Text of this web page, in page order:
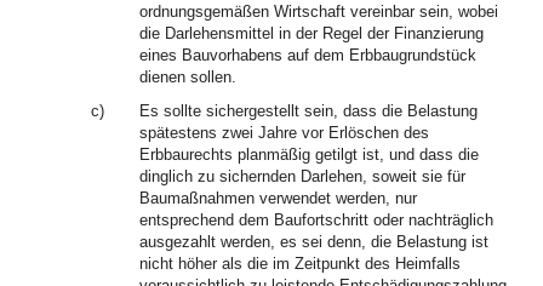
ordnungsgemäßen Wirtschaft vereinbar sein, wobei
die Darlehensmittel in der Regel der Finanzierung
eines Bauvorhabens auf dem Erbbaugrundstück
dienen sollen.
c)
Es sollte sichergestellt sein, dass die Belastung
spätestens zwei Jahre vor Erlöschen des
Erbbaurechts planmäßig getilgt ist, und dass die
dinglich zu sichernden Darlehen, soweit sie für
Baumaßnahmen verwendet werden, nur
entsprechend dem Baufortschritt oder nachträglich
ausgezahlt werden, es sei denn, die Belastung ist
nicht höher als die im Zeitpunkt des Heimfalls